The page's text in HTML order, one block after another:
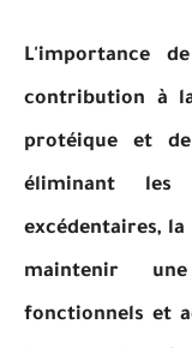
L'importance
contribution à
protéique et
éliminant les
excédentaires,
maintenir
fonctionnels et